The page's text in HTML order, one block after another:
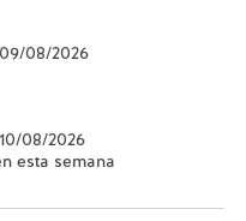
08/2026
08/2026
esta semana